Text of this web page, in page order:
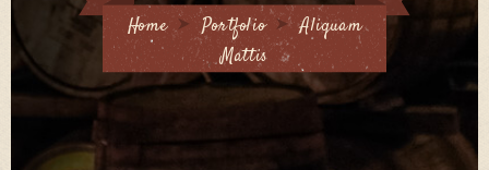
Home Portfolio
Aliquam
Mattis